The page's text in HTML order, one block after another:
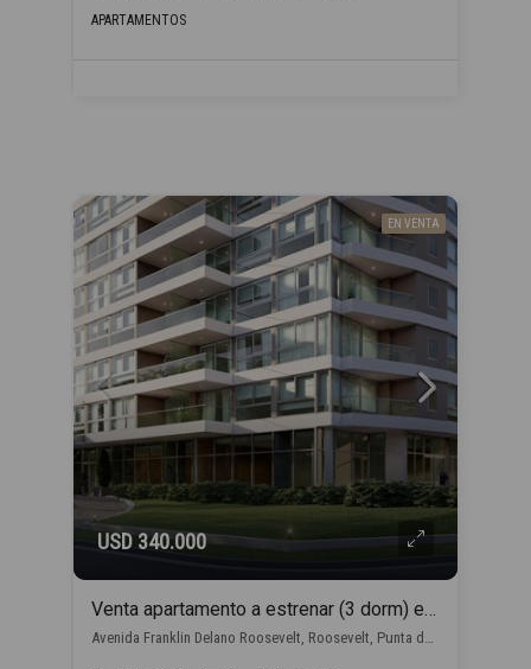
APARTAMENTOS
EN VENTA
USD 340.000
Venta apartamento a estrenar (3 dorm) en Punta del Este con financiación propia
Avenida Franklin Delano Roosevelt, Roosevelt, Punta del Este